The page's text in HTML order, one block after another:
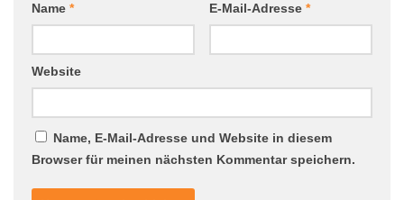
Name * E-Mail-Adresse *
Website
Name, E-Mail-Adresse und Website in diesem
Browser für meinen nächsten Kommentar speichern.